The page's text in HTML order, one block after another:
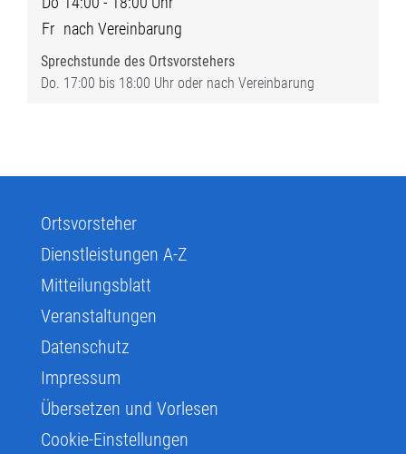
Fr nach Vereinbarung
Sprechstunde des Ortsvorstehers
Do. 17:00 bis 18:00 Uhr oder nach Vereinbarung
Ortsvorsteher
Dienstleistungen A-Z
Mitteilungsblatt
Veranstaltungen
Datenschutz
Impressum
Übersetzen und Vorlesen
Cookie-Einstellungen